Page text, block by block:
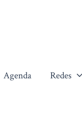
Agenda Redes